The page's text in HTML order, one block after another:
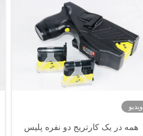
ویدیو
همه در یک کارتریج دو نفره پلیس